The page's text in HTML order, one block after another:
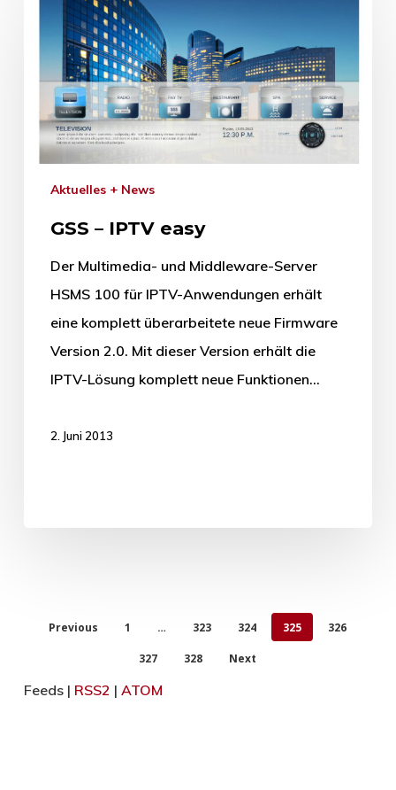
Aktuelles + News
GSS – IPTV easy
Der Multimedia- und Middleware-Server
HSMS 100 für IPTV-Anwendungen erhält
eine komplett überarbeitete neue Firmware
Version 2.0. Mit dieser Version erhält die
IPTV-Lösung komplett neue Funktionen…
2. Juni 2013
Previous 1 … 323 324 325 326
327 328 Next
Feeds | RSS2 | ATOM